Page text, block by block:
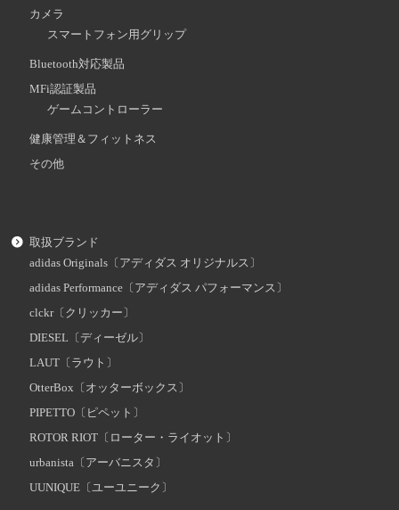
カメラ
スマートフォン用グリップ
Bluetooth対応製品
MFi認証製品
ゲームコントローラー
健康管理＆フィットネス
その他
取扱ブランド
adidas Originals〔アディダス オリジナルス〕
adidas Performance〔アディダス パフォーマンス〕
clckr〔クリッカー〕
DIESEL〔ディーゼル〕
LAUT〔ラウト〕
OtterBox〔オッターボックス〕
PIPETTO〔ピペット〕
ROTOR RIOT〔ローター・ライオット〕
urbanista〔アーバニスタ〕
UUNIQUE〔ユーユニーク〕